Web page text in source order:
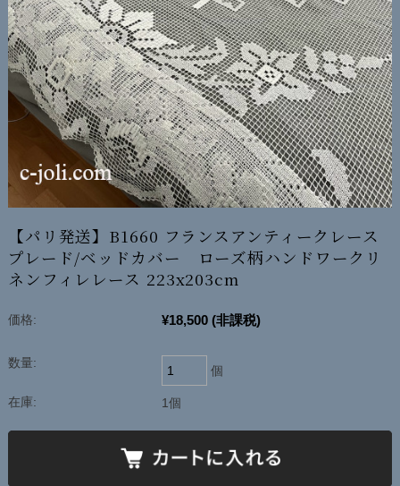
【パリ発送】B1660 フランスアンティークレース
プレード/ベッドカバー ローズ柄ハンドワークリ
ネンフィレレース 223x203cm
価格: ¥18,500 (非課税)
数量:
個
在庫: 1個